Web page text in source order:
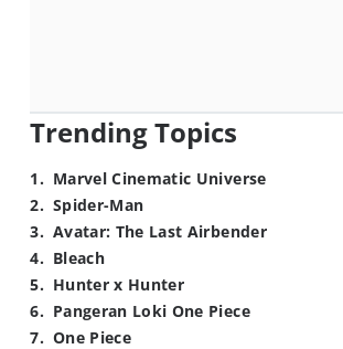
Trending Topics
1. Marvel Cinematic Universe
2. Spider-Man
3. Avatar: The Last Airbender
4. Bleach
5. Hunter x Hunter
6. Pangeran Loki One Piece
7. One Piece